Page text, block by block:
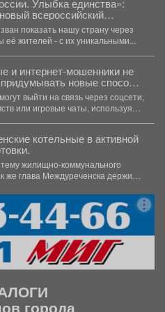
всероссийский
показать нашу страну через
её жителей - с их уникальными...
и интернет-мошенники не
новые способы
выйти на связь через соцсети,
или игровые чаты, используя
котельные в активной
жилищно-коммунального
же глава Междуреченска держит
города